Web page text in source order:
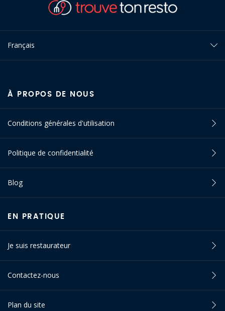
Français
À PROPOS DE NOUS
Conditions générales d'utilisation
Politique de confidentialité
Blog
EN PRATIQUE
Je suis restaurateur
Contactez-nous
Plan du site